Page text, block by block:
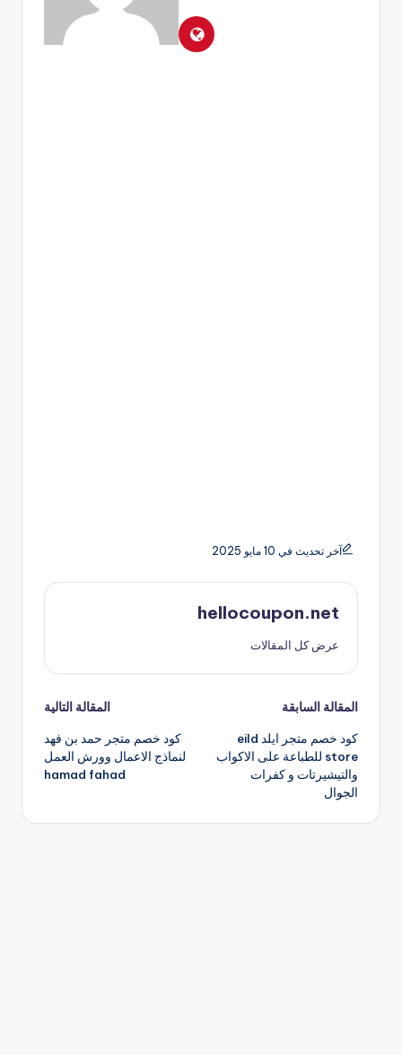
آخر تحديث في 10 مايو 2025
hellocoupon.net
عرض كل المقالات
تصفّح
المقالات
المقالة السابقة
كود خصم متجر ايلد eild
store للطباعة على الاكواب
والتيشيرتات و كفرات
الجوال
المقالة التالية
كود خصم متجر حمد بن فهد
لنماذج الاعمال وورش العمل
hamad fahad